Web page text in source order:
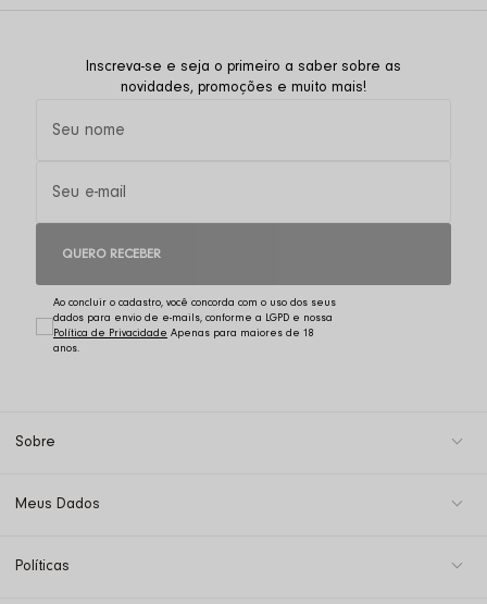
Inscreva-se e seja o primeiro a saber sobre as
novidades, promoções e muito mais!
QUERO RECEBER
Ao concluir o cadastro, você concorda com o uso dos seus
dados para envio de e-mails, conforme a LGPD e nossa
Política de Privacidade
Sobre
Meus Dados
Políticas